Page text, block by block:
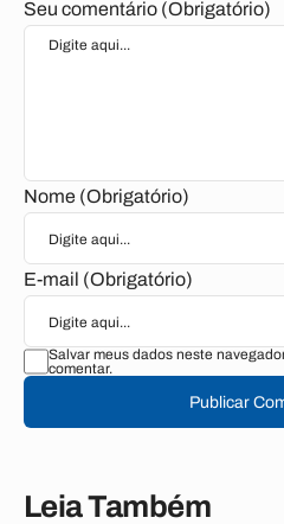
Seu comentário (Obrigatório)
Nome (Obrigatório)
E-mail (Obrigatório)
Salvar meus dados neste
comentar.
Publicar
Leia Também